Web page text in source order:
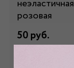
неэластичная
розовая
50 руб.